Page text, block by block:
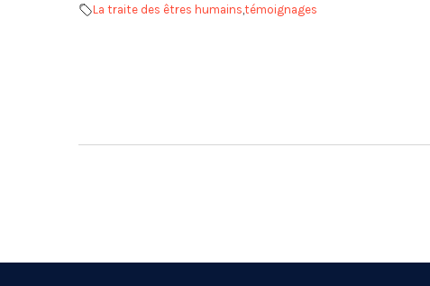
La traite des êtres humains,témoignages